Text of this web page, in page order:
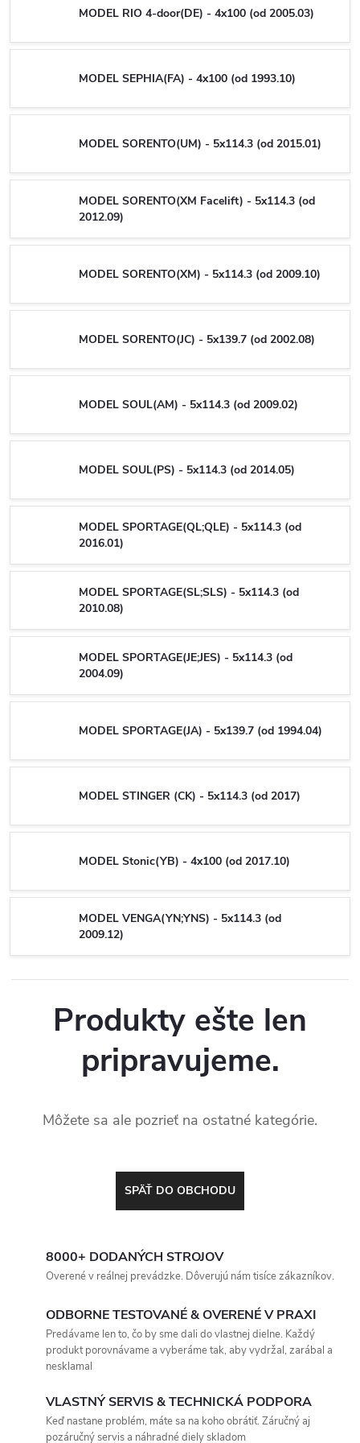
MODEL RIO 4-door(DE) - 4x100 (od 2005.03)
MODEL SEPHIA(FA) - 4x100 (od 1993.10)
MODEL SORENTO(UM) - 5x114.3 (od 2015.01)
MODEL SORENTO(XM Facelift) - 5x114.3 (od
2012.09)
MODEL SORENTO(XM) - 5x114.3 (od 2009.10)
MODEL SORENTO(JC) - 5x139.7 (od 2002.08)
MODEL SOUL(AM) - 5x114.3 (od 2009.02)
MODEL SOUL(PS) - 5x114.3 (od 2014.05)
MODEL SPORTAGE(QL;QLE) - 5x114.3 (od
2016.01)
MODEL SPORTAGE(SL;SLS) - 5x114.3 (od
2010.08)
MODEL SPORTAGE(JE;JES) - 5x114.3 (od
2004.09)
MODEL SPORTAGE(JA) - 5x139.7 (od 1994.04)
MODEL STINGER (CK) - 5x114.3 (od 2017)
MODEL Stonic(YB) - 4x100 (od 2017.10)
MODEL VENGA(YN;YNS) - 5x114.3 (od
2009.12)
Produkty ešte len
pripravujeme.
Môžete sa ale pozrieť na ostatné kategórie.
SPÄŤ DO OBCHODU
8000+ DODANÝCH STROJOV
Overené v reálnej prevádzke. Dôverujú nám tisíce zákazníkov.
ODBORNE TESTOVANÉ & OVERENÉ V PRAXI
Predávame len to, čo by sme dali do vlastnej dielne. Každý
produkt porovnávame a vyberáme tak, aby vydržal, zarábal a
nesklamal
VLASTNÝ SERVIS & TECHNICKÁ PODPORA
Keď nastane problém, máte sa na koho obrátiť. Záručný aj
pozáručný servis a náhradné diely skladom